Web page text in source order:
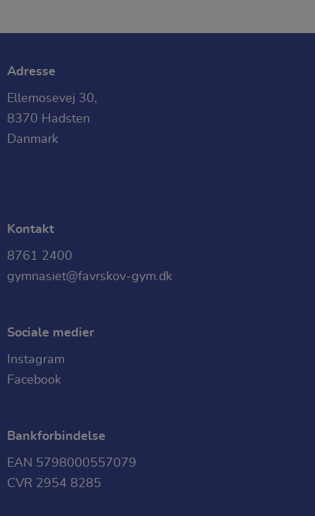
Adresse
Ellemosevej 30,
8370 Hadsten
Danmark
Kontakt
8761 2400
gymnasiet@favrskov-gym.dk
Sociale medier
Instagram
Facebook
Bankforbindelse
EAN 5798000557079
CVR 2954 8285